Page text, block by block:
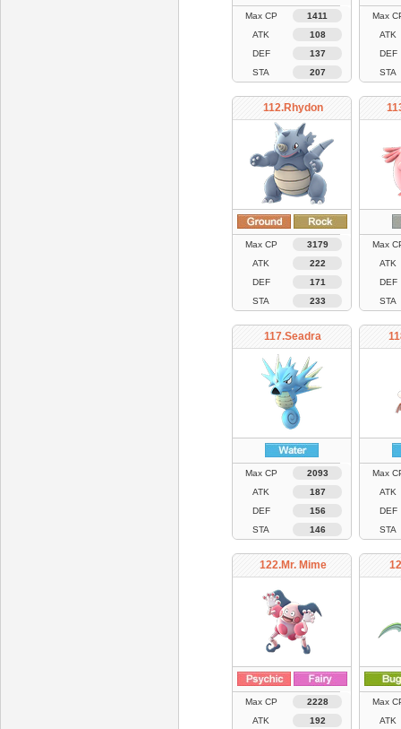
Max CP
1411
ATK
108
DEF
137
STA
207
Max
ATK
DEF
STA
112.Rhydon
Max CP
3179
ATK
222
DEF
171
STA
233
Max
ATK
DEF
STA
117.Seadra
Max CP
2093
ATK
187
DEF
156
STA
146
Max
ATK
DEF
STA
122.Mr. Mime
Max CP
2228
ATK
192
Max
ATK